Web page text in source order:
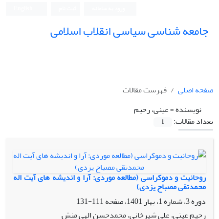
جامعه شناسی سیاسی انقلاب اسلامی
صفحه اصلی
فهرست مقالات
نویسنده =عینی، رحیم
تعداد مقالات:
1
روحانیت و دموکراسی (مطالعه موردی: آرا و اندیشه های آیت اله
محمدتقی مصباح یزدی)
دوره 3، شماره 1، بهار 1401، صفحه
111-131
رحیم عینی، علی شیرخانی، محمدحسن الهی منش